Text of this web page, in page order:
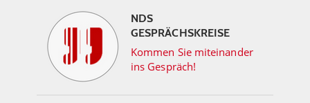
NDS
GESPRÄCHSKREISE
Kommen Sie miteinander
ins Gespräch!